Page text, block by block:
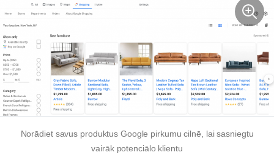
Norādiet savus produktus Google pirkumu cilnē, lai sasniegtu
vairāk potenciālo klientu